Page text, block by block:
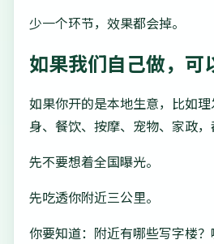
少一个环节，效果都会掉。
如果我们自己做，可
如果你开的是本地生意，比如
身、餐饮、按摩、宠物、家政，
先不要想着全国曝光。
先吃透你附近三公里。
你要知道：附近有哪些写字楼